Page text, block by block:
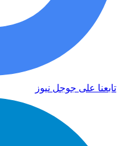
تابعنا على جوجل نيوز